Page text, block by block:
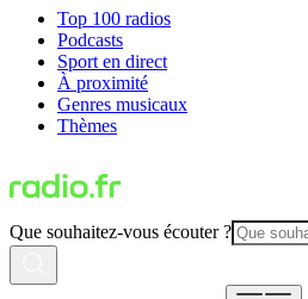
Top 100 radios
Podcasts
Sport en direct
À proximité
Genres musicaux
Thèmes
Que souhaitez-vous écouter ?